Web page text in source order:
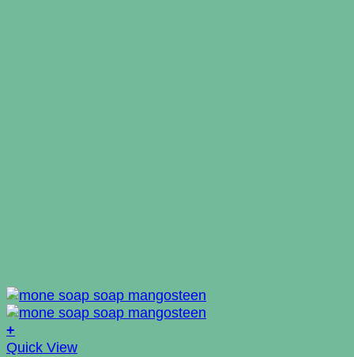
+
Quick View